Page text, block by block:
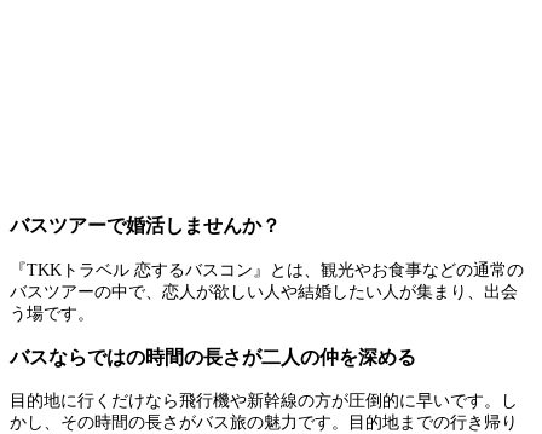
バスツアーで婚活しませんか？
『TKKトラベル 恋するバスコン』とは、観光やお食事などの通常の
バスツアーの中で、恋人が欲しい人や結婚したい人が集まり、出会
う場です。
バスならではの時間の長さが二人の仲を深める
目的地に行くだけなら飛行機や新幹線の方が圧倒的に早いです。し
かし、その時間の長さがバス旅の魅力です。目的地までの行き帰り